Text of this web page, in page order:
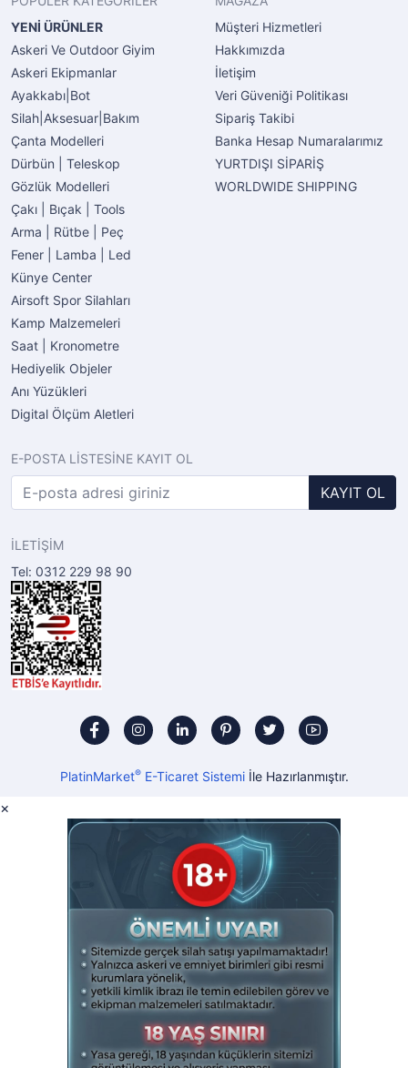
YENİ ÜRÜNLER
Askeri Ve Outdoor Giyim
Askeri Ekipmanlar
Ayakkabı|Bot
Silah|Aksesuar|Bakım
Çanta Modelleri
Dürbün | Teleskop
Gözlük Modelleri
Çakı | Bıçak | Tools
Arma | Rütbe | Peç
Fener | Lamba | Led
Künye Center
Airsoft Spor Silahları
Kamp Malzemeleri
Saat | Kronometre
Hediyelik Objeler
Anı Yüzükleri
Digital Ölçüm Aletleri
Müşteri Hizmetleri
Hakkımızda
İletişim
Veri Güveniği Politikası
Sipariş Takibi
Banka Hesap Numaralarımız
YURTDIŞI SİPARİŞ
WORLDWIDE SHIPPING
E-POSTA LİSTESİNE KAYIT OL
KAYIT OL
İLETİŞİM
Tel: 0312 229 98 90
PlatinMarket®E-Ticaret Sistemiİle Hazırlanmıştır.
×